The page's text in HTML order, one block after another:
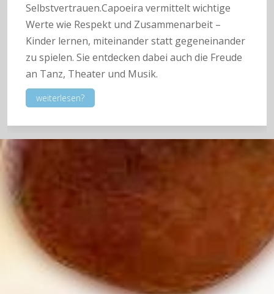
Selbstvertrauen.Capoeira vermittelt wichtige
Werte wie Respekt und Zusammenarbeit –
Kinder lernen, miteinander statt gegeneinander
zu spielen. Sie entdecken dabei auch die Freude
an Tanz, Theater und Musik.
weiterlesen?